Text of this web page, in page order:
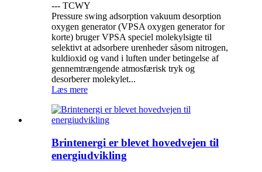
--- TCWY
Pressure swing adsorption vakuum desorption
oxygen generator (VPSA oxygen generator for
korte) bruger VPSA speciel molekylsigte til
selektivt at adsorbere urenheder såsom nitrogen,
kuldioxid og vand i luften under betingelse af
gennemtrængende atmosfærisk tryk og
desorberer molekylet...
Læs mere
Brintenergi er blevet hovedvejen til
energiudvikling